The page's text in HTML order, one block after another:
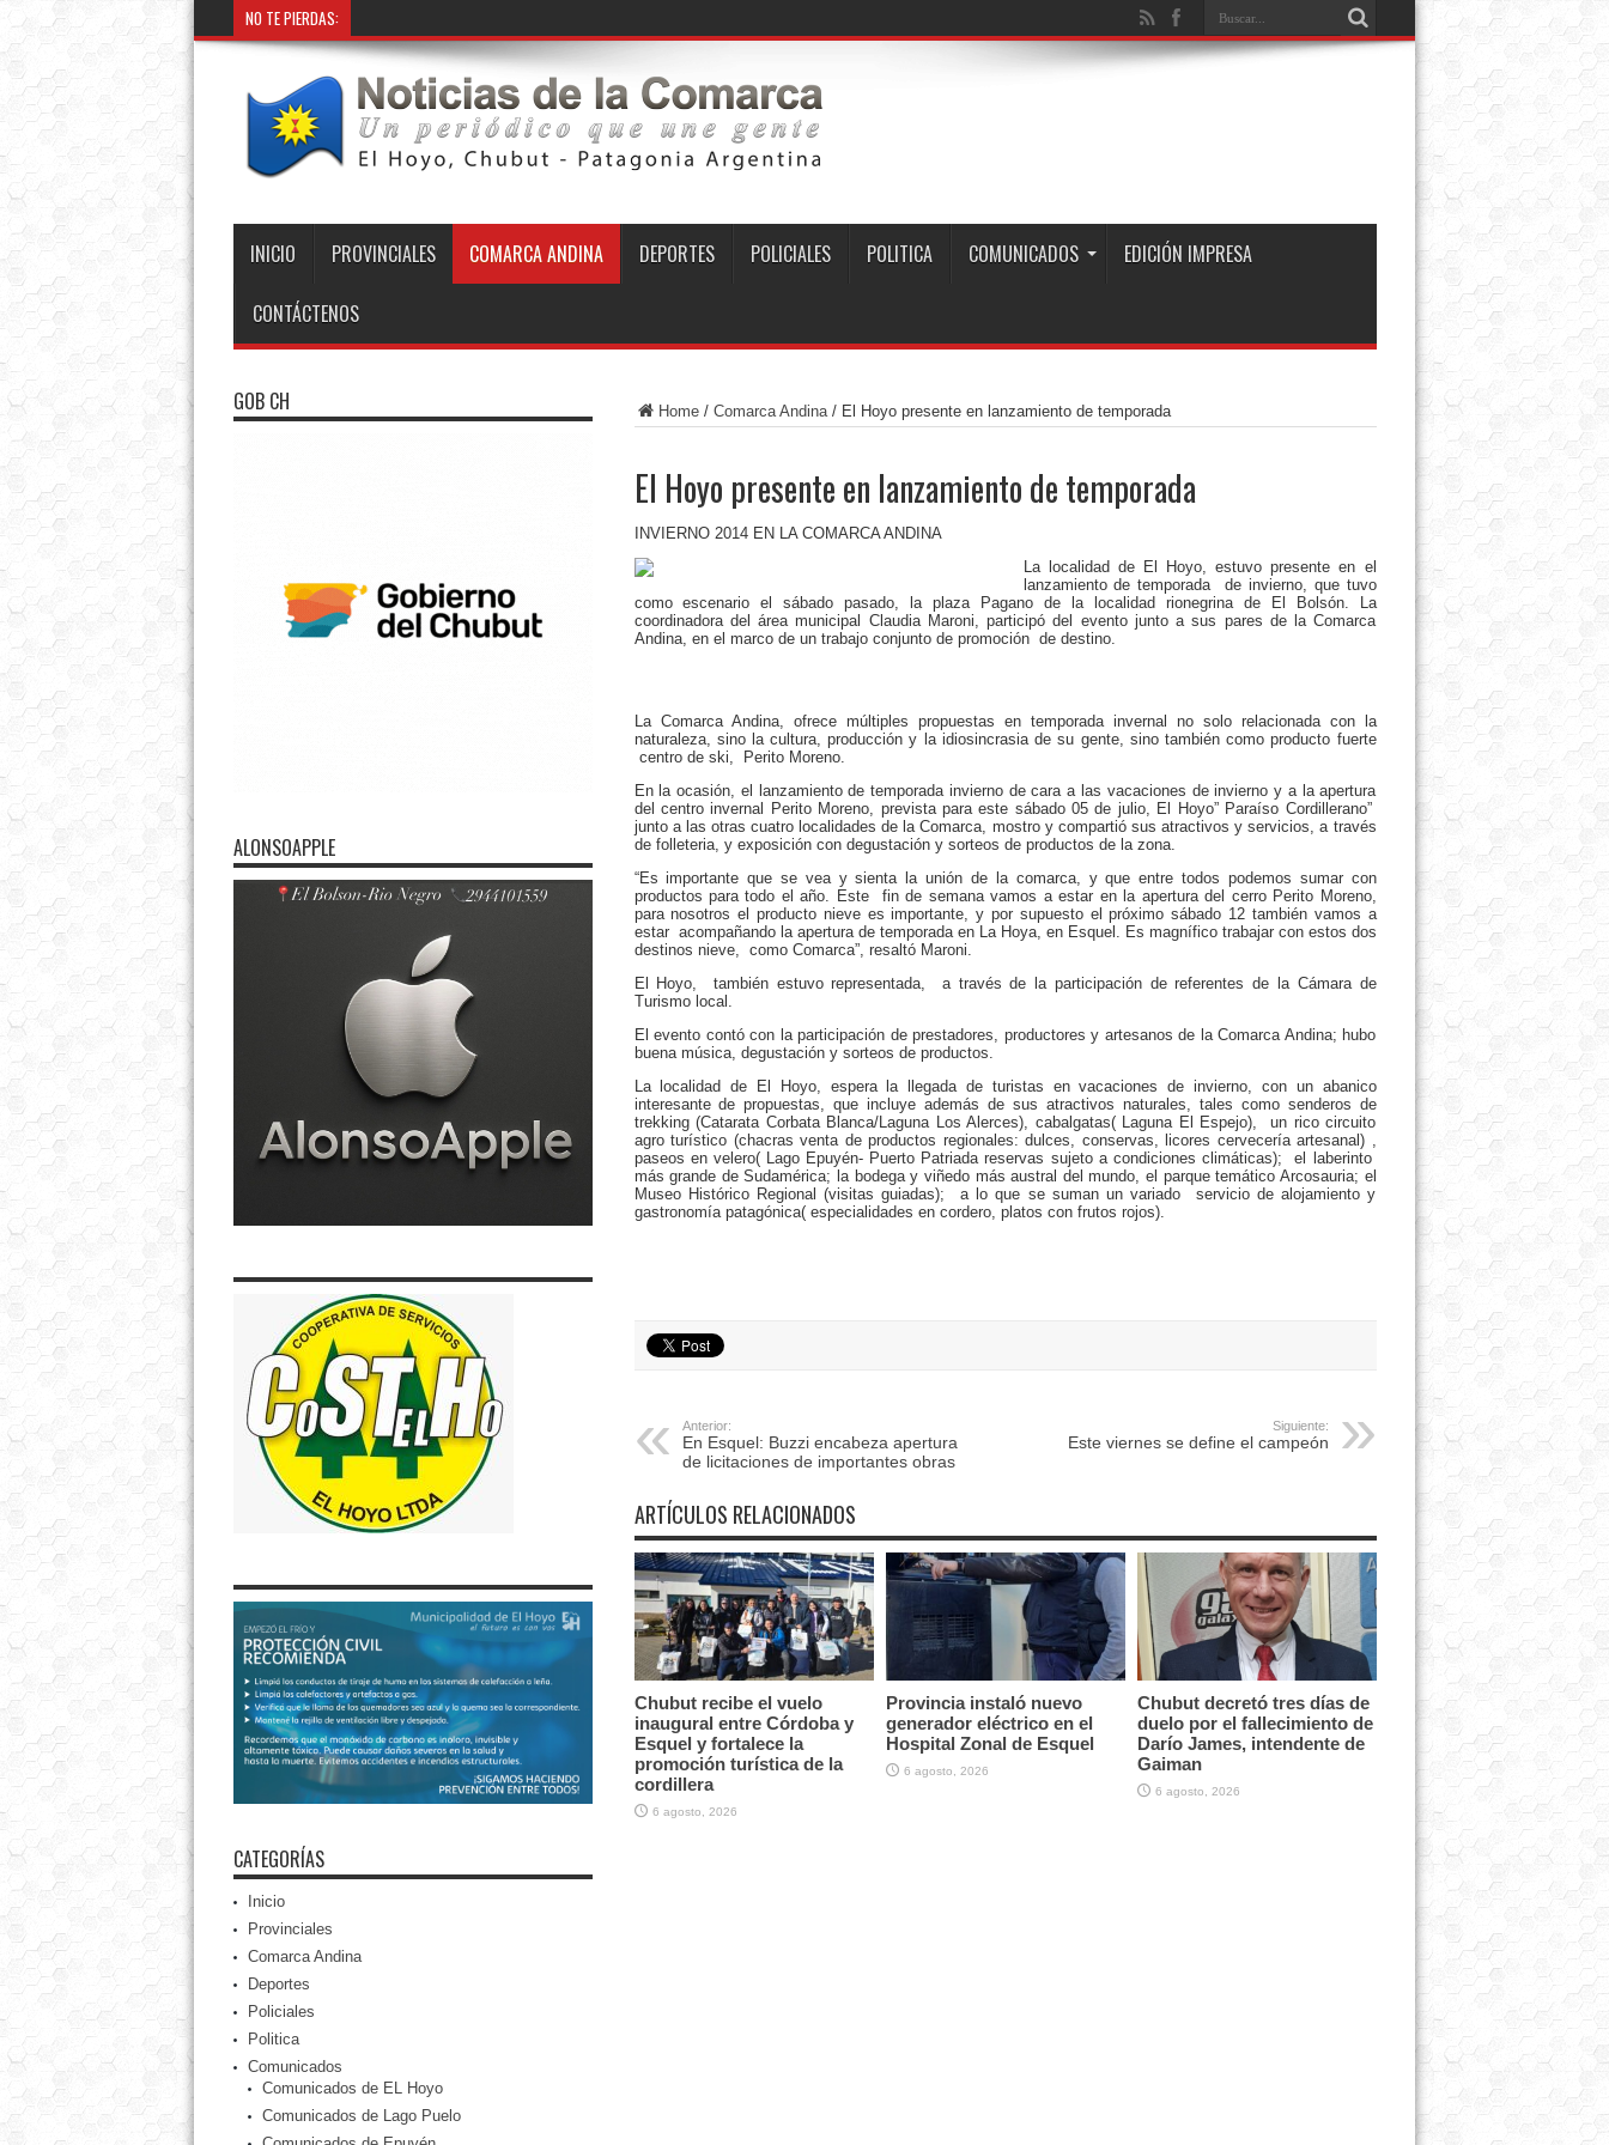
NO TE PIERDAS:
INICIO PROVINCIALES COMARCA ANDINA DEPORTES POLICIALES POLITICA COMUNICADOS EDICIÓN IMPRESA
CONTÁCTENOS
Home/ Comarca Andina/ El Hoyo presente en lanzamiento de temporada
El Hoyo presente en lanzamiento de temporada
INVIERNO 2014 EN LA COMARCA ANDINA
La localidad de El Hoyo, estuvo presente en el
lanzamiento de temporada de invierno, que tuvo
como escenario el sábado pasado, la plaza Pagano de la localidad rionegrina de El Bolsón. La
coordinadora del área municipal Claudia Maroni, participó del evento junto a sus pares de la Comarca
Andina, en el marco de un trabajo conjunto de promoción de destino.
La Comarca Andina, ofrece múltiples propuestas en temporada invernal no solo relacionada con la
naturaleza, sino la cultura, producción y la idiosincrasia de su gente, sino también como producto fuerte
centro de ski, Perito Moreno.
En la ocasión, el lanzamiento de temporada invierno de cara a las vacaciones de invierno y a la apertura
del centro invernal Perito Moreno, prevista para este sábado 05 de julio, El Hoyo” Paraíso Cordillerano”
junto a las otras cuatro localidades de la Comarca, mostro y compartió sus atractivos y servicios, a través
de folleteria, y exposición con degustación y sorteos de productos de la zona.
“Es importante que se vea y sienta la unión de la comarca, y que entre todos podemos sumar con
productos para todo el año. Este fin de semana vamos a estar en la apertura del cerro Perito Moreno,
para nosotros el producto nieve es importante, y por supuesto el próximo sábado 12 también vamos a
estar acompañando la apertura de temporada en La Hoya, en Esquel. Es magnífico trabajar con estos dos
destinos nieve, como Comarca”, resaltó Maroni.
El Hoyo, también estuvo representada, a través de la participación de referentes de la Cámara de
Turismo local.
El evento contó con la participación de prestadores, productores y artesanos de la Comarca Andina; hubo
buena música, degustación y sorteos de productos.
La localidad de El Hoyo, espera la llegada de turistas en vacaciones de invierno, con un abanico
interesante de propuestas, que incluye además de sus atractivos naturales, tales como senderos de
trekking (Catarata Corbata Blanca/Laguna Los Alerces), cabalgatas( Laguna El Espejo), un rico circuito
agro turístico (chacras venta de productos regionales: dulces, conservas, licores cervecería artesanal) ,
paseos en velero( Lago Epuyén- Puerto Patriada reservas sujeto a condiciones climáticas); el laberinto
más grande de Sudamérica; la bodega y viñedo más austral del mundo, el parque temático Arcosauria; el
Museo Histórico Regional (visitas guiadas); a lo que se suman un variado servicio de alojamiento y
gastronomía patagónica( especialidades en cordero, platos con frutos rojos).
Anterior:
En Esquel: Buzzi encabeza apertura
de licitaciones de importantes obras
Siguiente:
Este viernes se define el campeón
ARTÍCULOS RELACIONADOS
Chubut recibe el vuelo
inaugural entre Córdoba y
Esquel y fortalece la
promoción turística de la
cordillera
6 agosto, 2026
Provincia instaló nuevo
generador eléctrico en el
Hospital Zonal de Esquel
6 agosto, 2026
Chubut decretó tres días de
duelo por el fallecimiento de
Darío James, intendente de
Gaiman
6 agosto, 2026
GOB CH
ALONSOAPPLE
CATEGORÍAS
Inicio
Provinciales
Comarca Andina
Deportes
Policiales
Politica
Comunicados
Comunicados de EL Hoyo
Comunicados de Lago Puelo